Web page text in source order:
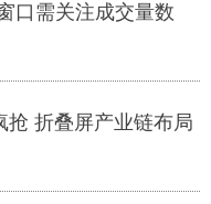
口需关注成交量数
抢 折叠屏产业链布局